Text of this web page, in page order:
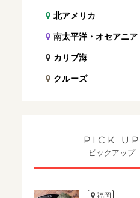
北アメリカ
南太平洋・オセアニア
カリブ海
クルーズ
PICK UP
ピックアップ
福岡